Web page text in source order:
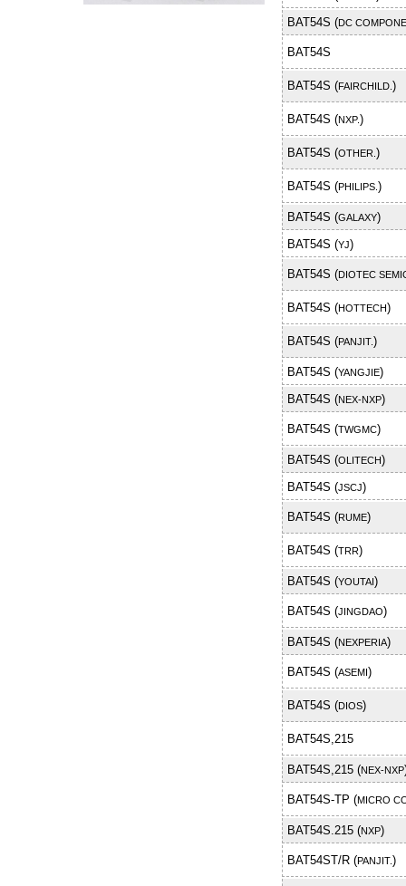
BAT54S (DC
BAT54S
BAT54S (FAIRCHILD. )
BAT54S (NXP.)
BAT54S (OTHER. )
BAT54S (PHILIPS. )
BAT54S (GALAXY)
BAT54S (YJ)
BAT54S (DIOTEC
BAT54S (HOTTECH)
BAT54S (PANJIT.)
BAT54S (YANGJIE)
BAT54S (NEX-NXP)
BAT54S (TWGMC)
BAT54S (OLITECH)
BAT54S (JSCJ)
BAT54S (RUME)
BAT54S (TRR)
BAT54S (YOUTAI)
BAT54S (JINGDAO)
BAT54S (NEXPERIA)
BAT54S (ASEMI)
BAT54S (DIOS)
BAT54S,215
BAT54S,215 (NEX-NXP
BAT54S-TP (MICRO
BAT54S.215 (NXP)
BAT54ST/R (PANJIT.)